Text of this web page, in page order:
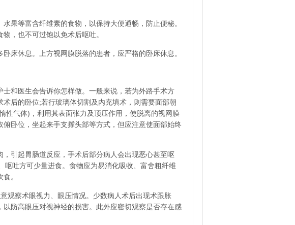
等富含纤维素的食物，以保持大便通畅，防止便秘。
，也不可过饱以免术后呕吐。
休息。上方视网膜脱落的患者，应严格的卧床休息。
和医生会告诉你怎样做。一般来说，若为外路手术方
后的卧位;若行玻璃体切割及内充填术，则需要面部朝
性气体)，利用其表面张力及顶压作用，使脱离的视网膜
卧位，坐起来手支撑头部等方式，但应注意使面部始终
引起胃肠道反应，手术后部分病人会出现恶心甚至呕
吐方可少量进食。食物应为易消化吸收、富舍粗纤维
。
察术眼视力、眼压情况。少数病人术后出现术跟胀
防高眼压对视神经的损害。此外应密切观察是否存在感